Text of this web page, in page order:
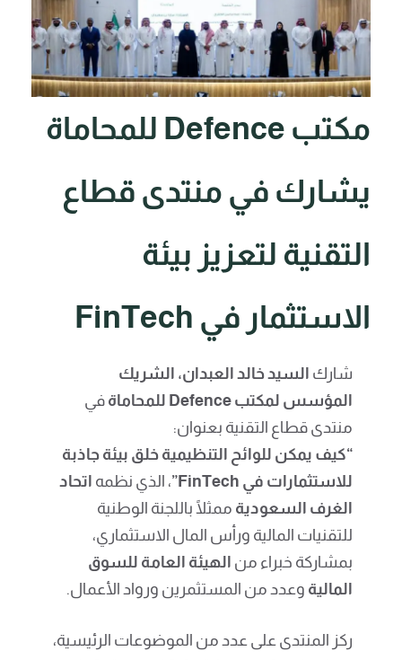
مكتب Defence للمحاماة
يشارك في منتدى قطاع
التقنية لتعزيز بيئة
الاستثمار في FinTech
شارك السيد خالد العبدان، الشريك
المؤسس لمكتب Defence للمحاماة
في
منتدى قطاع التقنية بعنوان:
“كيف يمكن للوائح التنظيمية خلق بيئة جاذبة
للاستثمارات في FinTech”
، الذي نظمه اتحاد
الغرف السعودية ممثلًا باللجنة الوطنية
للتقنيات المالية ورأس المال الاستثماري،
بمشاركة خبراء من الهيئة العامة للسوق
المالية وعدد من المستثمرين ورواد الأعمال.
ركز المنتدى على عدد من الموضوعات الرئيسية،